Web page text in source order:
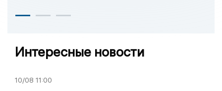
Интересные новости
10/08 11:00